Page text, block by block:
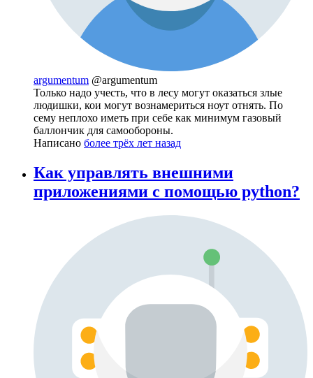
argumentum @argumentum
Только надо учесть, что в лесу могут оказаться злые
людишки, кои могут вознамериться ноут отнять. По
сему неплохо иметь при себе как минимум газовый
баллончик для самообороны.
Написано более трёх лет назад
Как управлять внешними
приложениями с помощью python?